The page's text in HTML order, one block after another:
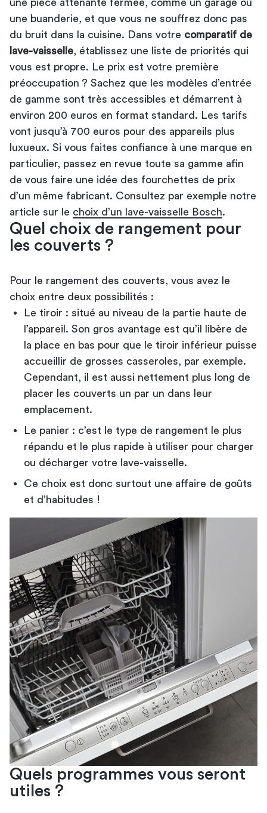
une buanderie, et que vous ne souffrez donc pas
du bruit dans la cuisine. Dans votre comparatif de
lave-vaisselle , établissez une liste de priorités qui
vous est propre. Le prix est votre première
préoccupation ? Sachez que les modèles d’entrée
de gamme sont très accessibles et démarrent à
environ 200 euros en format standard. Les tarifs
vont jusqu’à 700 euros pour des appareils plus
luxueux. Si vous faites confiance à une marque en
particulier, passez en revue toute sa gamme afin
de vous faire une idée des fourchettes de prix
d’un même fabricant. Consultez par exemple notre
article sur le choix d’un lave-vaisselle Bosch.
Quel choix de rangement pour
les couverts ?
Pour le rangement des couverts, vous avez le
choix entre deux possibilités :
Le tiroir : situé au niveau de la partie haute de
l’appareil. Son gros avantage est qu’il libère de
la place en bas pour que le tiroir inférieur puisse
accueillir de grosses casseroles, par exemple.
Cependant, il est aussi nettement plus long de
placer les couverts un par un dans leur
emplacement.
Le panier : c’est le type de rangement le plus
répandu et le plus rapide à utiliser pour charger
ou décharger votre lave-vaisselle.
Ce choix est donc surtout une affaire de goûts
et d’habitudes !
Quels programmes vous seront
utiles ?